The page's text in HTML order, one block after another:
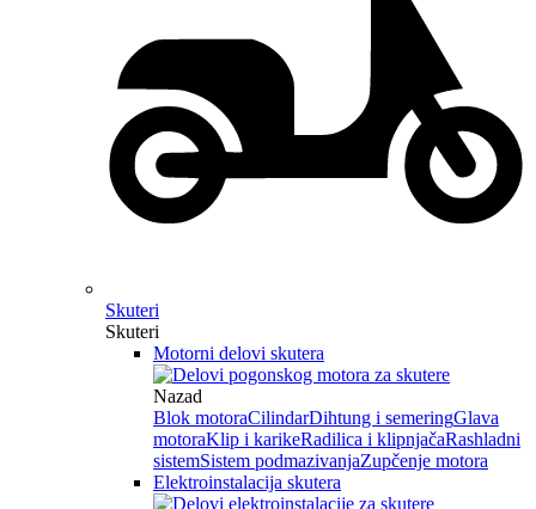
Skuteri
Skuteri
Motorni delovi skutera
Nazad
Blok motoraCilindarDihtung i semeringGlava
motoraKlip i karikeRadilica i klipnjačaRashladni
sistemSistem podmazivanjaZupčenje motora
Elektroinstalacija skutera